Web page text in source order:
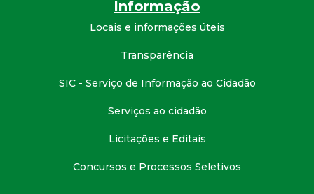
Informação
Locais e informações úteis
Transparência
SIC - Serviço de Informação ao Cidadão
Serviços ao cidadão
Licitações e Editais
Concursos e Processos Seletivos